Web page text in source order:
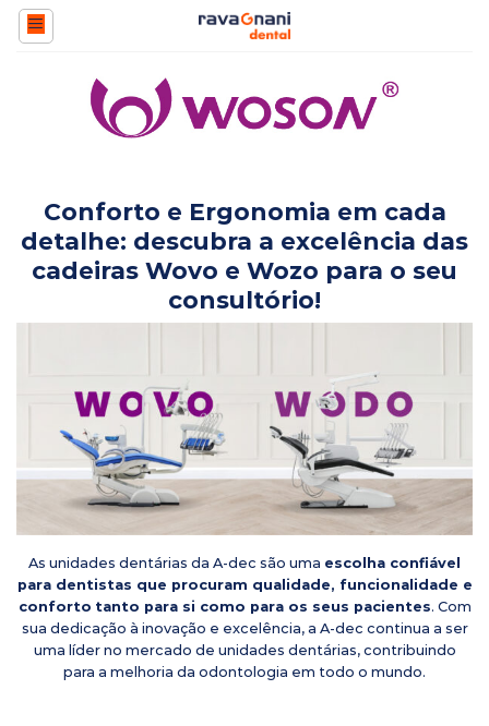
Skip
Conforto e Ergonomia em cada
detalhe: descubra a excelência das
cadeiras Wovo e Wozo para o seu
consultório!
As unidades dentárias da A-dec são uma escolha confiável
para dentistas que procuram qualidade, funcionalidade e
conforto tanto para si como para os seus pacientes. Com
sua dedicação à inovação e excelência, a A-dec continua a ser
uma líder no mercado de unidades dentárias, contribuindo
para a melhoria da odontologia em todo o mundo.